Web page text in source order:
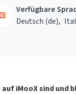
Verfügbare
Deutsch ‎(de)‎
auf iMooX sind und